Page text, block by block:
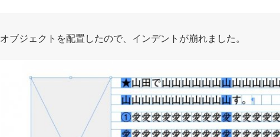
オブジェクトを配置したので、インデントが崩れました。